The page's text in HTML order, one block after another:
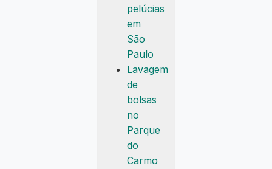
pelúcias
em
São
Paulo
Lavagem
de
bolsas
no
Parque
do
Carmo